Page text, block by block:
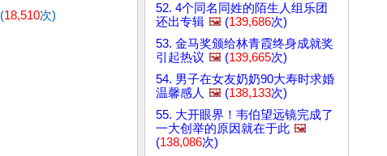
(18,510次)
52. 4个同名同姓的陌生人组乐团
还出专辑 🖼️ (139,686次)
53. 金马奖颁给林青霞终身成就奖
引起热议 🖼️ (139,665次)
54. 男子在女友奶奶90大寿时求婚
温馨感人 🖼️ (138,133次)
55. 大开眼界！韦伯望远镜完成了
一大创举的原因就在于此 🖼️
(138,086次)